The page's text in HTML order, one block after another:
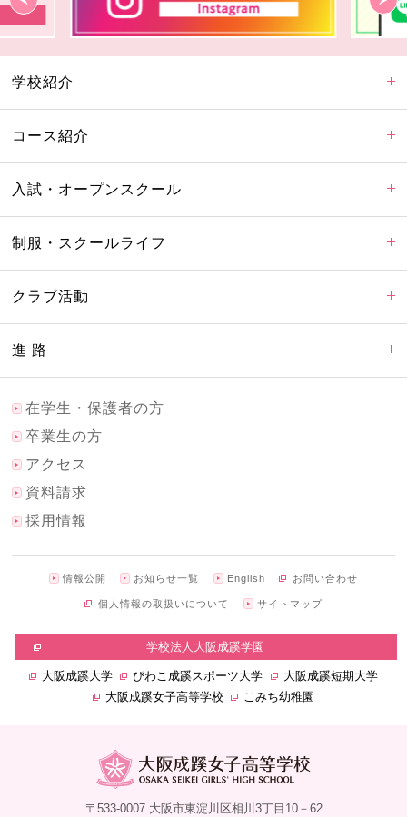
学校紹介
コース紹介
入試・オープンスクール
制服・スクールライフ
クラブ活動
進 路
在学生・保護者の方
卒業生の方
アクセス
資料請求
採用情報
情報公開 お知らせ一覧 English お問い合わせ
個人情報の取扱いについて サイトマップ
学校法人大阪成蹊学園
大阪成蹊大学 びわこ成蹊スポーツ大学
大阪成蹊短期大学
大阪成蹊女子高等学校
こみち幼稚園
〒533-0007 大阪市東淀川区相川3丁目10－62